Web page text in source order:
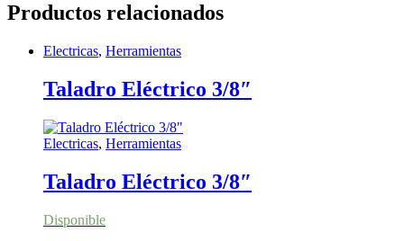
Productos relacionados
Electricas, Herramientas
Taladro Eléctrico 3/8″
Electricas, Herramientas
Taladro Eléctrico 3/8″
Disponible